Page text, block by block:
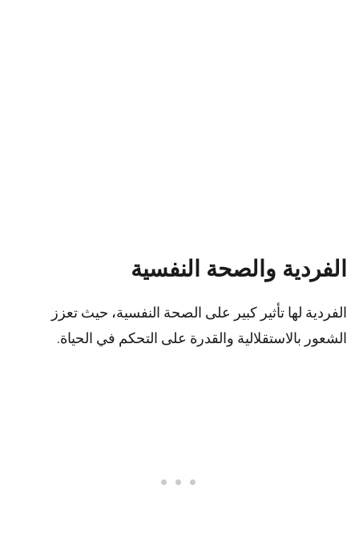
الفردية والصحة النفسية
الفردية لها تأثير كبير على الصحة النفسية، حيث تعزز
الشعور بالاستقلالية والقدرة على التحكم في الحياة.